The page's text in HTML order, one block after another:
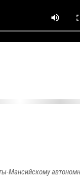
Мансийскому